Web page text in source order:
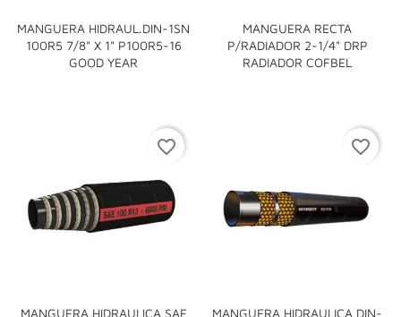
MANGUERA HIDRAUL.DIN-1SN
100R5 7/8" X 1" P100R5-16
GOOD YEAR
MANGUERA RECTA
P/RADIADOR 2-1/4" DRP
RADIADOR COFBEL
MANGUERA HIDRAULICA SAE
favorite_border
MANGUERA HIDRAULICA DIN-
favorite_border